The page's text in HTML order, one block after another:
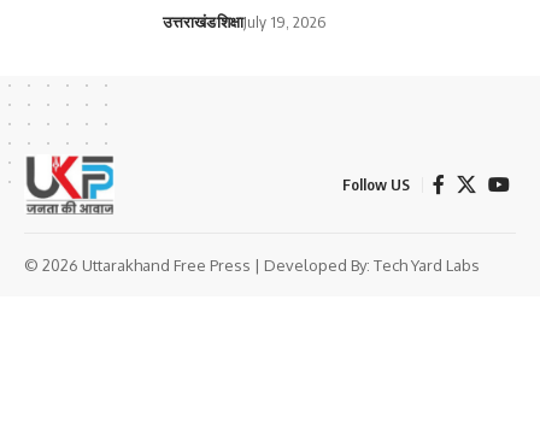
उत्तराखंडशिक्षाJuly 19, 2026
Follow US
© 2026 Uttarakhand Free Press | Developed By: Tech Yard Labs